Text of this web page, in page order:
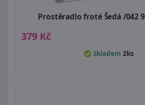
Prostěradlo froté Šedá /042
379 Kč
Skladem 2ks